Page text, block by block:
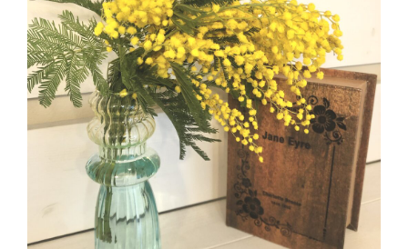
090-4421-1788
営業時間 10:30-19:00
ご予約はこちら